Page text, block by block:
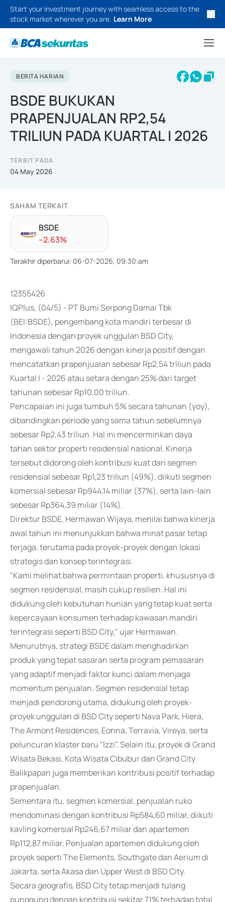
Start your investment journey with seamless access to the
stock market wherever you are. Learn More
BERITA HARIAN
BSDE BUKUKAN
PRAPENJUALAN RP2,54
TRILIUN PADA KUARTAL I 2026
TERBIT PADA
04 May 2026
SAHAM TERKAIT
BSDE
--2.63%
Terakhir diperbarui: 06-07-2026, 09:30:am
12355426
IQPlus, (04/5) - PT Bumi Serpong Damai Tbk
(BEI:BSDE), pengembang kota mandiri terbesar di
Indonesia dengan proyek unggulan BSD City,
mengawali tahun 2026 dengan kinerja positif dengan
mencatatkan prapenjualan sebesar Rp2,54 triliun pada
Kuartal I - 2026 atau setara dengan 25% dari target
tahunan sebesar Rp10,00 triliun.
Pencapaian ini juga tumbuh 5% secara tahunan (yoy),
dibandingkan periode yang sama tahun sebelumnya
sebesar Rp2,43 triliun. Hal ini mencerminkan daya
tahan sektor properti residensial nasional. Kinerja
tersebut didorong oleh kontribusi kuat dari segmen
residensial sebesar Rp1,23 triliun (49%), diikuti segmen
komersial sebesar Rp944,14 miliar (37%), serta lain-lain
sebesar Rp364,39 miliar (14%).
Direktur BSDE, Hermawan Wijaya, menilai bahwa kinerja
awal tahun ini menunjukkan bahwa minat pasar tetap
terjaga, terutama pada proyek-proyek dengan lokasi
strategis dan konsep terintegrasi.
"Kami melihat bahwa permintaan properti, khususnya di
segmen residensial, masih cukup resilien. Hal ini
didukung oleh kebutuhan hunian yang tetap kuat serta
kepercayaan konsumen terhadap kawasan mandiri
terintegrasi seperti BSD City," ujar Hermawan.
Menurutnya, strategi BSDE dalam menghadirkan
produk yang tepat sasaran serta program pemasaran
yang adaptif menjadi faktor kunci dalam menjaga
momentum penjualan. Segmen residensial tetap
menjadi pendorong utama, didukung oleh proyek-
proyek unggulan di BSD City seperti Nava Park, Hiera,
The Armont Residences, Eonna, Terravia, Vireya, serta
peluncuran klaster baru "Izzi". Selain itu, proyek di Grand
Wisata Bekasi, Kota Wisata Cibubur dan Grand City
Balikpapan juga memberikan kontribusi positif terhadap
prapenjualan.
Sementara itu, segmen komersial, penjualan ruko
mendominasi dengan kontribusi Rp584,60 miliar, diikuti
kavling komersial Rp246,67 miliar dan apartemen
Rp112,87 miliar. Penjualan apartemen didukung oleh
proyek seperti The Elements, Southgate dan Aerium di
Jakarta, serta Akasa dan Upper West di BSD City.
Secara geografis, BSD City tetap menjadi tulang
punggung dengan kontribusi sekitar 71% terhadap total